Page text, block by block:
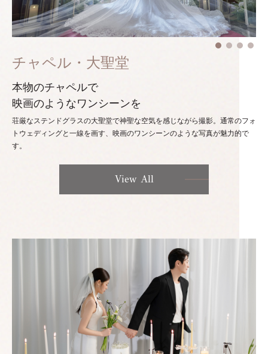
チャペル・大聖堂
本物のチャペルで
映画のようなワンシーンを
荘厳なステンドグラスの大聖堂で神聖な空気を感じながら撮影。通常のフォ
トウェディングと一線を画す、映画のワンシーンのような写真が魅力的で
す。
View All